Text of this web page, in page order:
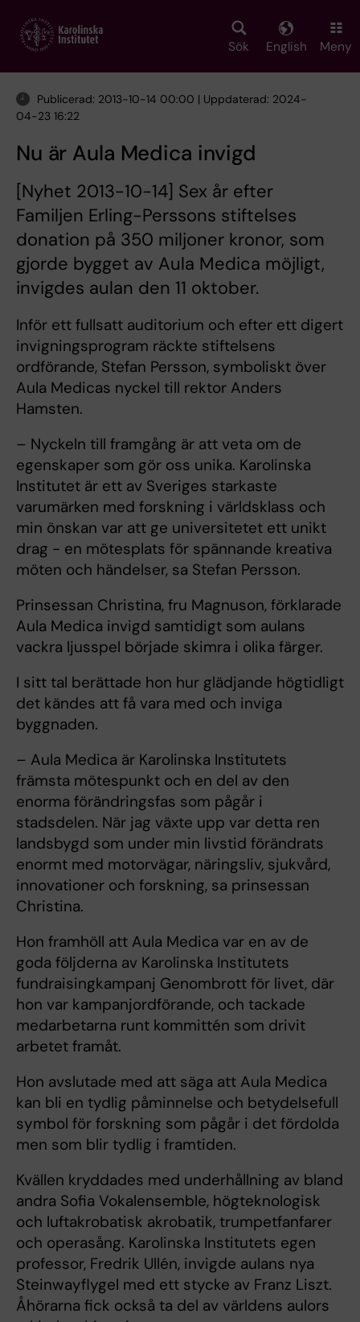
main
Sök English Meny
Publicerad: 2013-10-14 00:00 | Uppdaterad: 2024-
04-23 16:22
Nu är Aula Medica invigd
[Nyhet 2013-10-14] Sex år efter
Familjen Erling-Perssons stiftelses
donation på 350 miljoner kronor, som
gjorde bygget av Aula Medica möjligt,
invigdes aulan den 11 oktober.
Inför ett fullsatt auditorium och efter ett digert
invigningsprogram räckte stiftelsens
ordförande, Stefan Persson, symboliskt över
Aula Medicas nyckel till rektor Anders
Hamsten.
– Nyckeln till framgång är att veta om de
egenskaper som gör oss unika. Karolinska
Institutet är ett av Sveriges starkaste
varumärken med forskning i världsklass och
min önskan var att ge universitetet ett unikt
drag - en mötesplats för spännande kreativa
möten och händelser, sa Stefan Persson.
Prinsessan Christina, fru Magnuson, förklarade
Aula Medica invigd samtidigt som aulans
vackra ljusspel började skimra i olika färger.
I sitt tal berättade hon hur glädjande högtidligt
det kändes att få vara med och inviga
byggnaden.
– Aula Medica är Karolinska Institutets
främsta mötespunkt och en del av den
enorma förändringsfas som pågår i
stadsdelen. När jag växte upp var detta ren
landsbygd som under min livstid förändrats
enormt med motorvägar, näringsliv, sjukvård,
innovationer och forskning, sa prinsessan
Christina.
Hon framhöll att Aula Medica var en av de
goda följderna av Karolinska Institutets
fundraisingkampanj Genombrott för livet, där
hon var kampanjordförande, och tackade
medarbetarna runt kommittén som drivit
arbetet framåt.
Hon avslutade med att säga att Aula Medica
kan bli en tydlig påminnelse och betydelsefull
symbol för forskning som pågår i det fördolda
men som blir tydlig i framtiden.
Kvällen kryddades med underhållning av bland
andra Sofia Vokalensemble, högteknologisk
och luftakrobatisk akrobatik, trumpetfanfarer
och operasång. Karolinska Institutets egen
professor, Fredrik Ullén, invigde aulans nya
Steinwayflygel med ett stycke av Franz Liszt.
Åhörarna fick också ta del av världens aulors